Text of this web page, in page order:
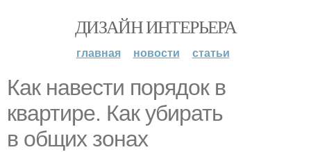
ДИЗАЙН ИНТЕРЬЕРА
главная новости статьи
Как навести порядок в
квартире. Как убирать
в общих зонах